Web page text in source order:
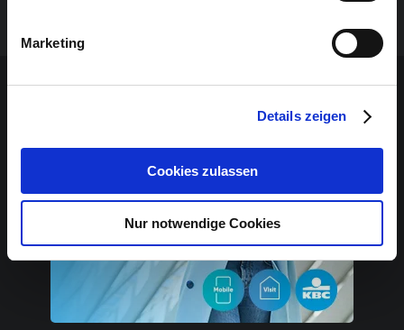
Marketing
Details zeigen
Cookies zulassen
Nur notwendige Cookies